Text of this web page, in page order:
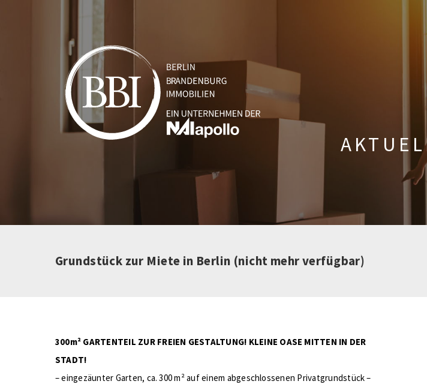
Grundstück zur Miete in Berlin (nicht mehr verfügbar)
300m² GARTENTEIL ZUR FREIEN GESTALTUNG! KLEINE OASE MITTEN IN DER
STADT!
– eingezäunter Garten, ca. 300 m² auf einem abgeschlossenen Privatgrundstück –